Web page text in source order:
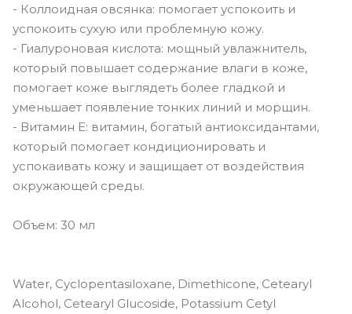
- Коллоидная овсянка: помогает успокоить и
успокоить сухую или проблемную кожу.
- Гиалуроновая кислота: мощный увлажнитель,
который повышает содержание влаги в коже,
помогает коже выглядеть более гладкой и
уменьшает появление тонких линий и морщин.
- Витамин Е: витамин, богатый антиоксидантами,
который помогает кондиционировать и
успокаивать кожу и защищает от воздействия
окружающей среды.
Объем: 30 мл
Water, Cyclopentasiloxane, Dimethicone, Cetearyl
Alcohol, Cetearyl Glucoside, Potassium Cetyl